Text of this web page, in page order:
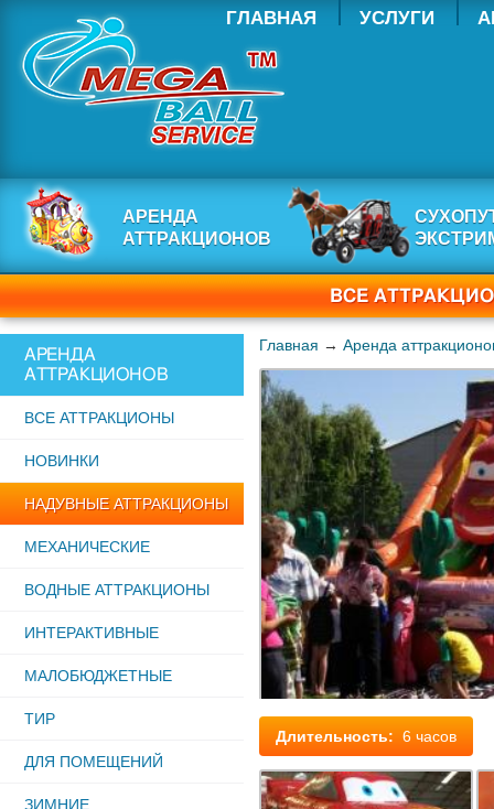
ГЛАВНАЯ УСЛУГИ
АРЕНДА
АТТРАКЦИОНОВ
ВСЕ
АРЕНДА
АТТРАКЦИОНОВ
ВСЕ АТТРАКЦИОНЫ
НОВИНКИ
НАДУВНЫЕ АТТРАКЦИОНЫ
МЕХАНИЧЕСКИЕ
ВОДНЫЕ АТТРАКЦИОНЫ
ИНТЕРАКТИВНЫЕ
МАЛОБЮДЖЕТНЫЕ
ТИР
ДЛЯ ПОМЕЩЕНИЙ
ЗИМНИЕ
Главная → Аренда
Длительность: 6 часов